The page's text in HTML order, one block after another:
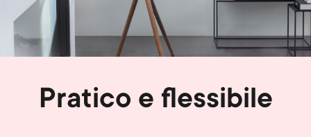
Pratico e flessibile